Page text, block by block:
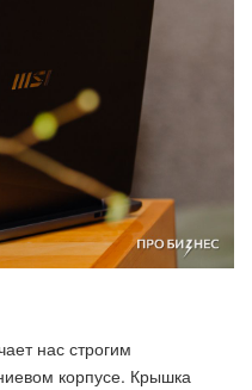
нас строгим
корпусе. Крышка